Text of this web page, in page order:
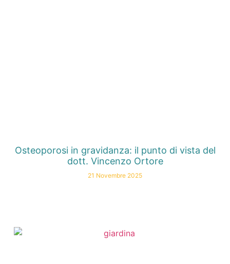
Osteoporosi in gravidanza: il punto di vista del
dott. Vincenzo Ortore
21 Novembre 2025